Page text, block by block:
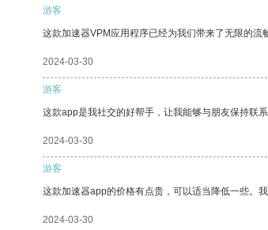
游客
这款加速器VPM应用程序已经为我们带来了无限的流
2024-03-30
游客
这款app是我社交的好帮手，让我能够与朋友保持联系
2024-03-30
游客
这款加速器app的价格有点贵，可以适当降低一些。
2024-03-30